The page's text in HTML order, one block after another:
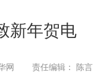
新年贺电
网 责任编辑： 陈言